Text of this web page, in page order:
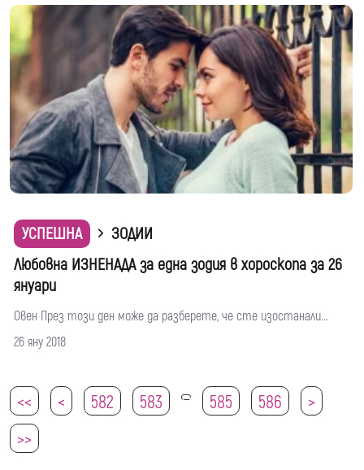
УСПЕШНА
ЗОДИИ
Любовна ИЗНЕНАДА за една зодия в хороскопа за 26
януари
Овен През този ден може да разберете, че сте изостанали...
26 яну 2018
<< < 582 583 584 585 586
>
>>